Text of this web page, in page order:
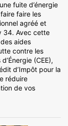
fuite d’énergie
faire les
agréé et
34. Avec cette
aides
contre les
(CEE),
d’Impôt pour la
réduire
de vos